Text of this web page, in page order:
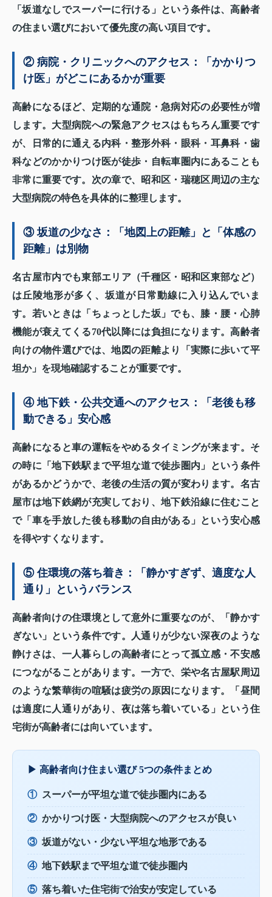
「坂道なしでスーパーに行ける」という条件は、高齢者
の住まい選びにおいて優先度の高い項目です。
② 病院・クリニックへのアクセス：「かかりつ
け医」がどこにあるかが重要
高齢になるほど、定期的な通院・急病対応の必要性が増
します。大型病院への緊急アクセスはもちろん重要です
が、日常的に通える内科・整形外科・眼科・耳鼻科・歯
科などのかかりつけ医が徒歩・自転車圏内にあることも
非常に重要です。次の章で、昭和区・瑞穂区周辺の主な
大型病院の特色を具体的に整理します。
③ 坂道の少なさ：「地図上の距離」と「体感の
距離」は別物
名古屋市内でも東部エリア（千種区・昭和区東部など）
は丘陵地形が多く、坂道が日常動線に入り込んでいま
す。若いときは「ちょっとした坂」でも、膝・腰・心肺
機能が衰えてくる70代以降には負担になります。高齢者
向けの物件選びでは、地図の距離より「実際に歩いて平
坦か」を現地確認することが重要です。
④ 地下鉄・公共交通へのアクセス：「老後も移
動できる」安心感
高齢になると車の運転をやめるタイミングが来ます。そ
の時に「地下鉄駅まで平坦な道で徒歩圏内」という条件
があるかどうかで、老後の生活の質が変わります。名古
屋市は地下鉄網が充実しており、地下鉄沿線に住むこと
で「車を手放した後も移動の自由がある」という安心感
を得やすくなります。
⑤ 住環境の落ち着き：「静かすぎず、適度な人
通り」というバランス
高齢者向けの住環境として意外に重要なのが、「静かす
ぎない」という条件です。人通りが少ない深夜のような
静けさは、一人暮らしの高齢者にとって孤立感・不安感
につながることがあります。一方で、栄や名古屋駅周辺
のような繁華街の喧騒は疲労の原因になります。「昼間
は適度に人通りがあり、夜は落ち着いている」という住
宅街が高齢者には向いています。
▶ 高齢者向け住まい選び 5つの条件まとめ
① スーパーが平坦な道で徒歩圏内にある
② かかりつけ医・大型病院へのアクセスが良い
③ 坂道がない・少ない平坦な地形である
④ 地下鉄駅まで平坦な道で徒歩圏内
⑤ 落ち着いた住宅街で治安が安定している